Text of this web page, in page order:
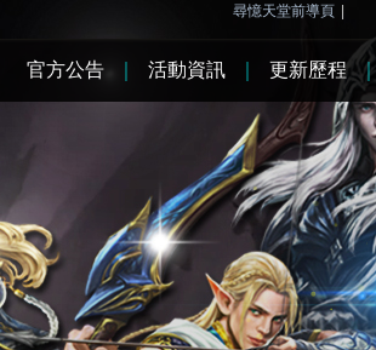
尋憶天堂前導頁